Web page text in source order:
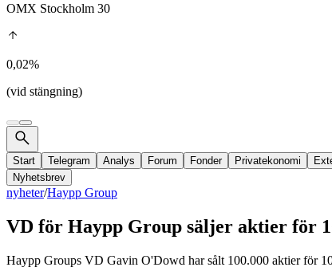
OMX Stockholm 30
0,02%
(vid stängning)
Start Telegram Analys Forum Fonder Privatekonomi
Nyhetsbrev
nyheter/Haypp Group
VD för Haypp Group säljer aktier för
Haypp Groups VD Gavin O'Dowd har sålt 100.000 aktier för